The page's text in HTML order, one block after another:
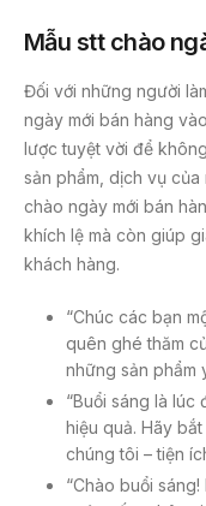
Mẫu stt chào
Đối với những người
ngày mới bán hàng
lược tuyệt vời để
sản phẩm, dịch vụ
chào ngày mới bán
khích lệ mà còn giúp
khách hàng.
“Chúc các bạn
quên ghé thăm
những sản phẩm
“Buổi sáng là lúc
hiệu quả. Hãy
chúng tôi – tiện
“Chào buổi